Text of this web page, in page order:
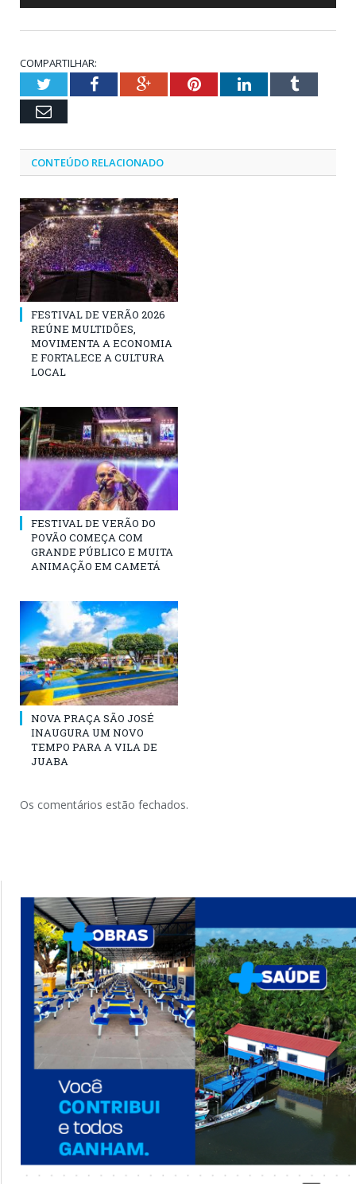
COMPARTILHAR:
TwitterFacebookGoogle+PinterestLinkedInTumblr
Email
CONTEÚDO RELACIONADO
FESTIVAL DE VERÃO 2026
REÚNE MULTIDÕES,
MOVIMENTA A ECONOMIA
E FORTALECE A CULTURA
LOCAL
FESTIVAL DE VERÃO DO
POVÃO COMEÇA COM
GRANDE PÚBLICO E MUITA
ANIMAÇÃO EM CAMETÁ
NOVA PRAÇA SÃO JOSÉ
INAUGURA UM NOVO
TEMPO PARA A VILA DE
JUABA
Os comentários estão fechados.